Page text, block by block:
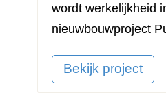
wordt werkelijkheid
nieuwbouwproject
Bekijk project